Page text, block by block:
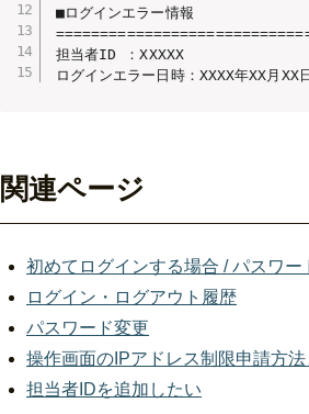
■ログインエラー情報
担当者ID ：XXXXX
ログインエラー日時：XXXX年XX月XX
関連ページ
初めてログインする場合 / パスワー
ログイン・ログアウト履歴
パスワード変更
操作画面のIPアドレス制限申請方
担当者IDを追加したい